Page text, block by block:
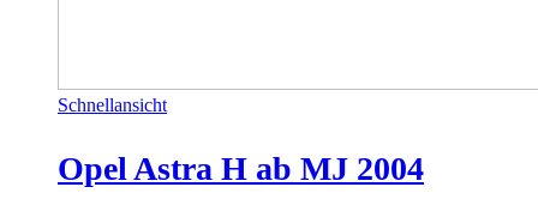
Schnellansicht
Opel Astra H ab MJ 2004